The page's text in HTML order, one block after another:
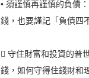
• 須謹慎再謹慎的負債
錢，也要謹記「負債四
 守住財富和投資的普
錢，如何守得住錢財和